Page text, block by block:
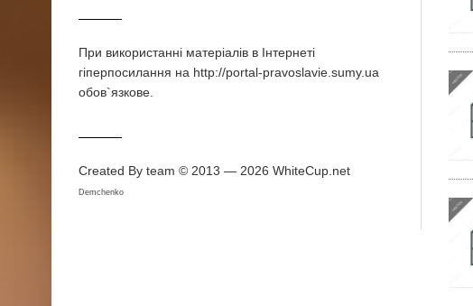
При використаннi матерiалiв в Iнтернетi
гiперпосилання на http://portal-pravoslavie.sumy.ua
обов`язкове.
Created By team © 2013 — 2026 WhiteCup.net
Demchenko